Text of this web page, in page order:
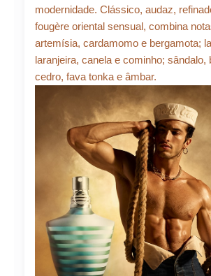
modernidade. Clássico, audaz,
fougère oriental sensual, combina
artemísia, cardamomo e bergamota;
laranjeira, canela e cominho; sândalo,
cedro, fava tonka e âmbar.